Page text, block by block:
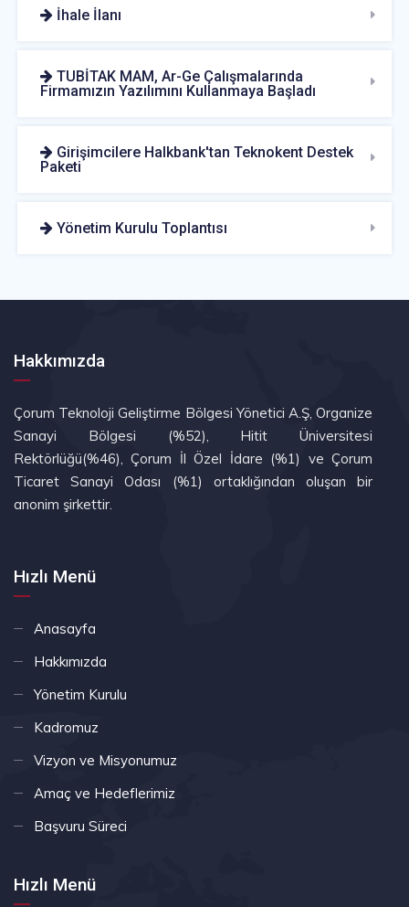
İhale İlanı
TUBİTAK MAM, Ar-Ge Çalışmalarında
Firmamızın Yazılımını Kullanmaya Başladı
Girişimcilere Halkbank'tan Teknokent Destek
Paketi
Yönetim Kurulu Toplantısı
Hakkımızda
Çorum Teknoloji Geliştirme Bölgesi Yönetici A.Ş, Organize
Sanayi Bölgesi (%52), Hitit Üniversitesi
Rektörlüğü(%46), Çorum İl Özel İdare (%1) ve Çorum
Ticaret Sanayi Odası (%1) ortaklığından oluşan bir
anonim şirkettir.
Hızlı Menü
Anasayfa
Hakkımızda
Yönetim Kurulu
Kadromuz
Vizyon ve Misyonumuz
Amaç ve Hedeflerimiz
Başvuru Süreci
Hızlı Menü